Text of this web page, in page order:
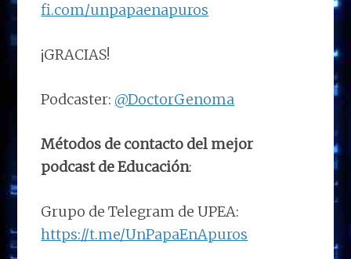
fi.com/unpapaenapuros
¡GRACIAS!
Podcaster: @DoctorGenoma
Métodos de contacto del mejor
podcast de Educación:
Grupo de Telegram de UPEA:
https://t.me/UnPapaEnApuros